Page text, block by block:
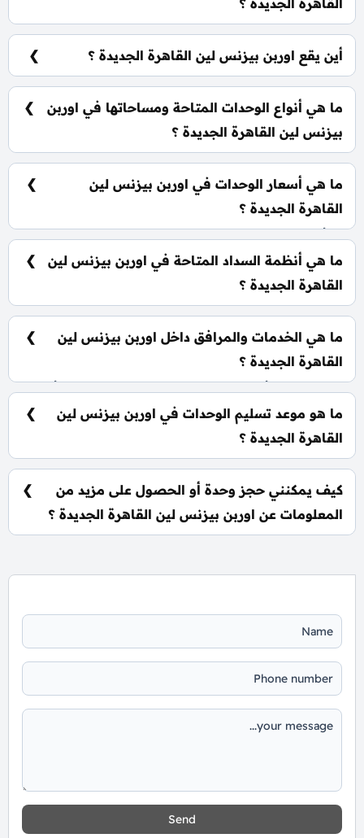
القاهرة الجديدة ؟
شركة تعمير للتطوير العقاري Tameer Developments.
أين يقع اوربن بيزنس لين القاهرة الجديدة ؟
يقع اوربن بيزنس لين القاهرة الجديدة في قلب منطقة
التجمع الخامس.
ما هي أنواع الوحدات المتاحة ومساحاتها في اوربن
بيزنس لين القاهرة الجديدة ؟
يضم المول مجموعة متنوعة من الوحدات الاستثمارية،
تشمل: مكاتب إدارية: تبدأ من 63 متر²
ما هي أسعار الوحدات في اوربن بيزنس لين
القاهرة الجديدة ؟
تبدأ الأسعار من 13,104,000 جنيه وتختلف حسب نوع
الوحدة والمساحة، كما أن الأسعار قابلة للتغيير حسب
تطورات السوق.
ما هي أنظمة السداد المتاحة في اوربن بيزنس لين
القاهرة الجديدة ؟
يمكنك حجز وحدتك بدفع مقدم 5% فقط، كما يتم تقسيط
الباقي على فترة تصل إلي 7 سنوات بدون أي فوائد.
ما هي الخدمات والمرافق داخل اوربن بيزنس لين
القاهرة الجديدة ؟
يشمل المول أنظمة ذكية، سلالم ومصاعد بانورامية، أسرع
مولدات كهربائية وإطفاء حرائق، جراجات واسعة،
وحراسات أمنية مشددة.
ما هو موعد تسليم الوحدات في اوربن بيزنس لين
القاهرة الجديدة ؟
يتم تسليم الوحدات خلال عامين فقط من تاريخ التعاقد.
كيف يمكنني حجز وحدة أو الحصول على مزيد من
المعلومات عن اوربن بيزنس لين القاهرة الجديدة ؟
Send